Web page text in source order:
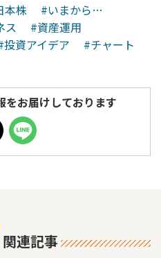
本株
#いまから…
ス
#資産運用
投資アイデア
#チャート
をお届けしております
関連記事